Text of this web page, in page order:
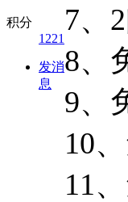
积分
1221
发消
息
7、
8、
9、
10、
11